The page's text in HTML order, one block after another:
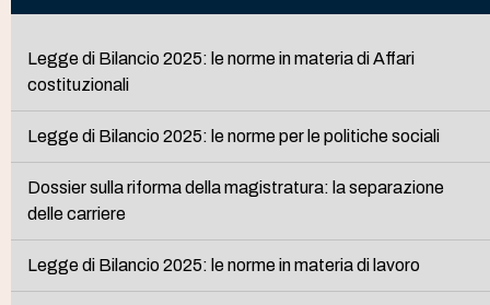
Legge di Bilancio 2025: le norme in materia di Affari
costituzionali
Legge di Bilancio 2025: le norme per le politiche sociali
Dossier sulla riforma della magistratura: la separazione
delle carriere
Legge di Bilancio 2025: le norme in materia di lavoro